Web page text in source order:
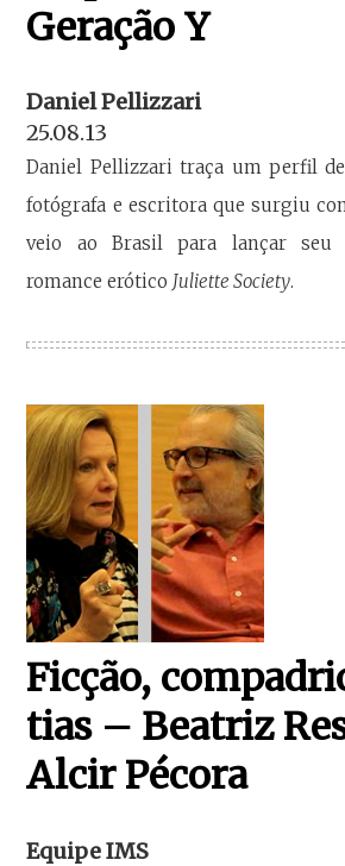
Geração Y
Daniel Pellizzari
25.08.13
Daniel Pellizzari traça um perfil de
fotógrafa e escritora que surgiu
veio ao Brasil para lançar
romance erótico Juliette Society.
Ficção,
tias – Beatriz
Alcir Pécora
Equipe IMS